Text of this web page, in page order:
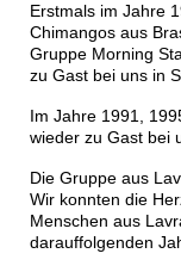
Erstmals im Jahre
Chimangos aus
Gruppe Morning
zu Gast bei uns in
Im Jahre 1991,
wieder zu Gast bei
Die Gruppe aus
Wir konnten die
Menschen aus
darauffolgenden